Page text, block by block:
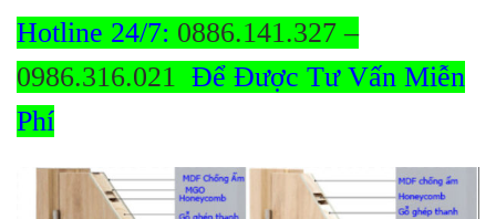
Hotline 24/7: 0886.141.327 –
0986.316.021 Để Được Tư Vấn Miễn
Phí